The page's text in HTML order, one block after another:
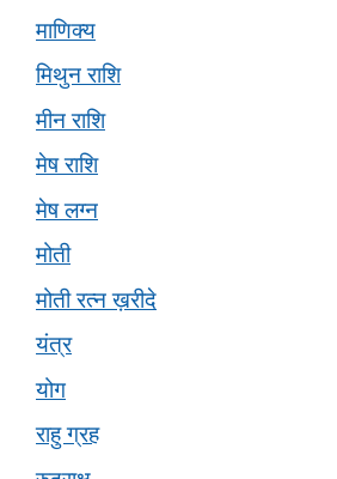
माणिक्य
मिथुन राशि
मीन राशि
मेष राशि
मेष लग्न
मोती
मोती रत्न ख़रीदे
यंत्र
योग
राहु ग्रह